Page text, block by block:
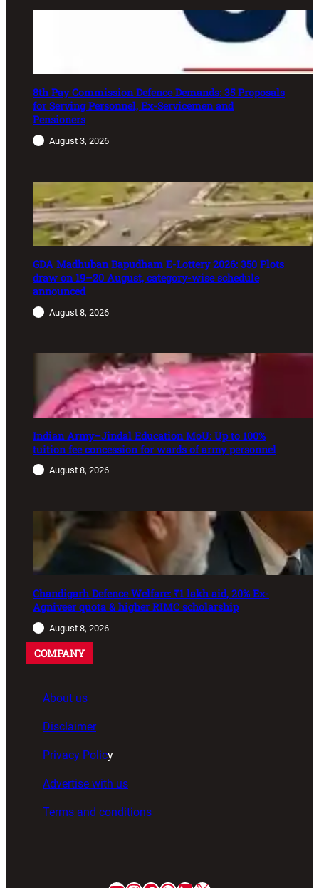
8th Pay Commission Defence Demands: 35 Proposals
for Serving Personnel, Ex-Servicemen and
Pensioners
August 3, 2026
GDA Madhuban Bapudham E-Lottery 2026: 350 Plots
draw on 19–20 August, category-wise schedule
announced
August 8, 2026
Indian Army–Jindal Education MoU: Up to 100%
tuition fee concession for wards of army personnel
August 8, 2026
Chandigarh Defence Welfare: ₹1 lakh aid, 20% Ex-
Agniveer quota & higher RIMC scholarship
August 8, 2026
COMPANY
About us
Disclaimer
Privacy Policy
Advertise with us
Terms and conditions